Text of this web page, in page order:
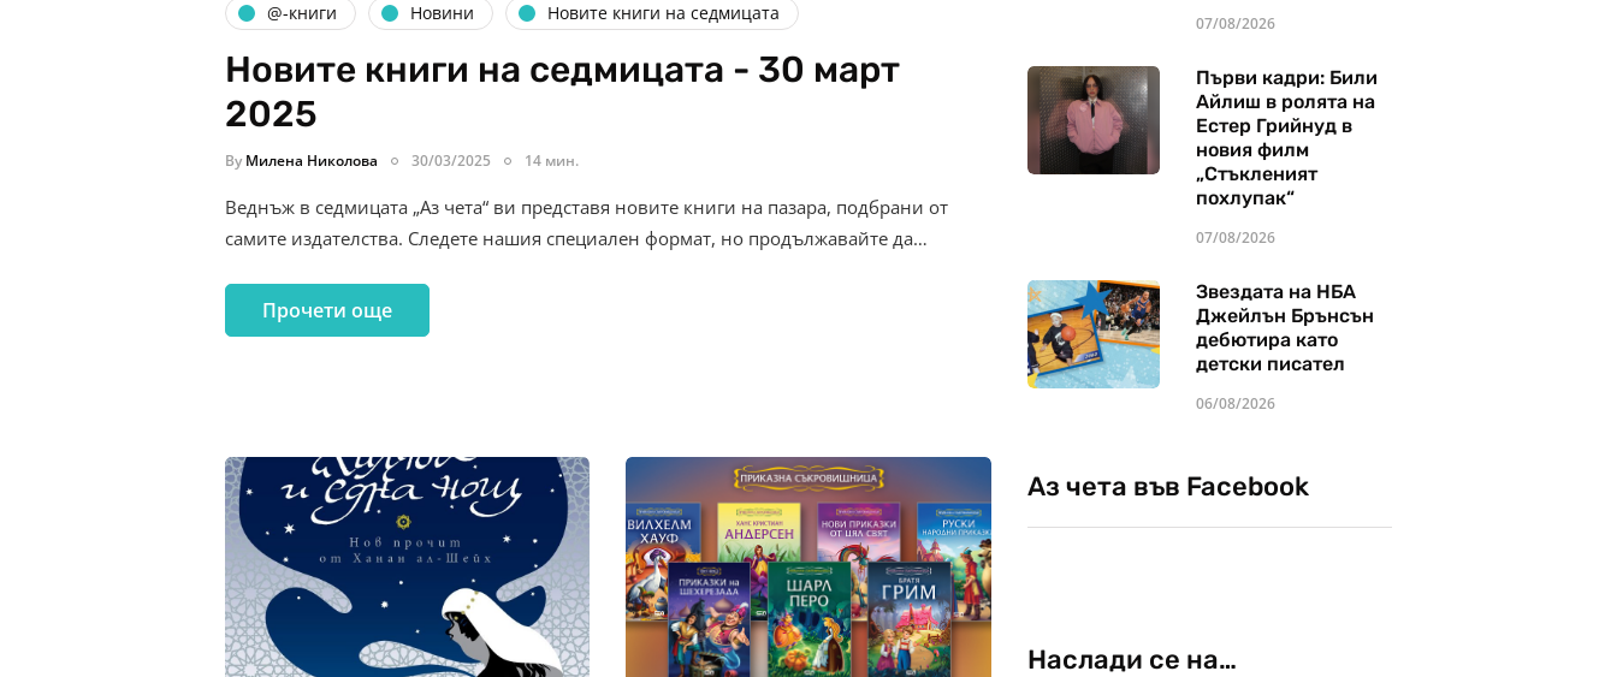
@-книги Новини Новите книги на седмицата
Новите книги на седмицата - 30 март
2025
By Милена Николова 30/03/2025 14 мин.
Веднъж в седмицата „Аз чета“ ви представя новите книги на пазара, подбрани от
самите издателства. Следете нашия специален формат, но продължавайте да…
Прочети още
07/08/2026
Първи кадри: Били
Айлиш в ролята на
Естер Грийнуд в
новия филм
„Стъкленият
похлупак“
07/08/2026
Звездата на НБА
Джейлън Брънсън
дебютира като
детски писател
06/08/2026
Аз чета във Facebook
Наслади се на…